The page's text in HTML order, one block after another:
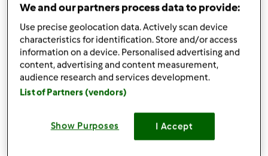
We and our partners process data to provide:
Use precise geolocation data. Actively scan device
characteristics for identification. Store and/or access
information on a device. Personalised advertising and
content, advertising and content measurement,
audience research and services development.
List of Partners (vendors)
Show Purposes I Accept